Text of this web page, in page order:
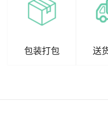
包装打包 送